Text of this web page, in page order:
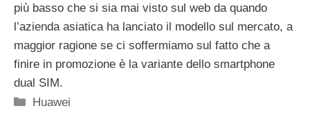
più basso che si sia mai visto sul web da quando
l’azienda asiatica ha lanciato il modello sul mercato, a
maggior ragione se ci soffermiamo sul fatto che a
finire in promozione è la variante dello smartphone
dual SIM.
Categorie
Huawei